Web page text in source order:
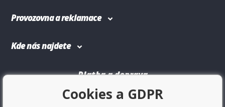
Provozovna a reklamace
Kde nás najdete
Platba a doprava
Cookies a GDPR